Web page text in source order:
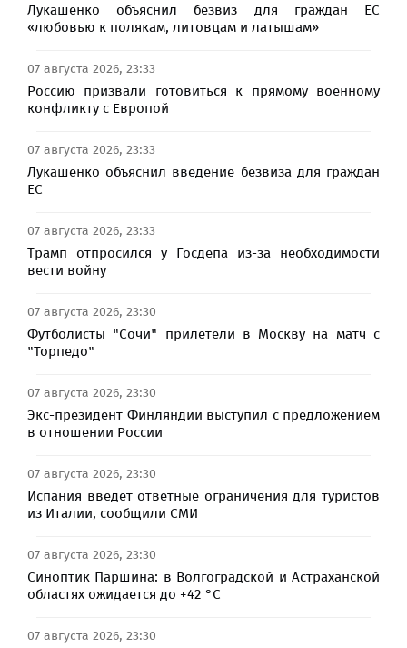
Лукашенко объяснил безвиз для граждан ЕС
«любовью к полякам, литовцам и латышам»
07 августа 2026, 23:33
Россию призвали готовиться к прямому военному
конфликту с Европой
07 августа 2026, 23:33
Лукашенко объяснил введение безвиза для граждан
ЕС
07 августа 2026, 23:33
Трамп отпросился у Госдепа из-за необходимости
вести войну
07 августа 2026, 23:30
Футболисты "Сочи" прилетели в Москву на матч с
"Торпедо"
07 августа 2026, 23:30
Экс-президент Финляндии выступил с предложением
в отношении России
07 августа 2026, 23:30
Испания введет ответные ограничения для туристов
из Италии, сообщили СМИ
07 августа 2026, 23:30
Синоптик Паршина: в Волгоградской и Астраханской
областях ожидается до +42 °C
07 августа 2026, 23:30